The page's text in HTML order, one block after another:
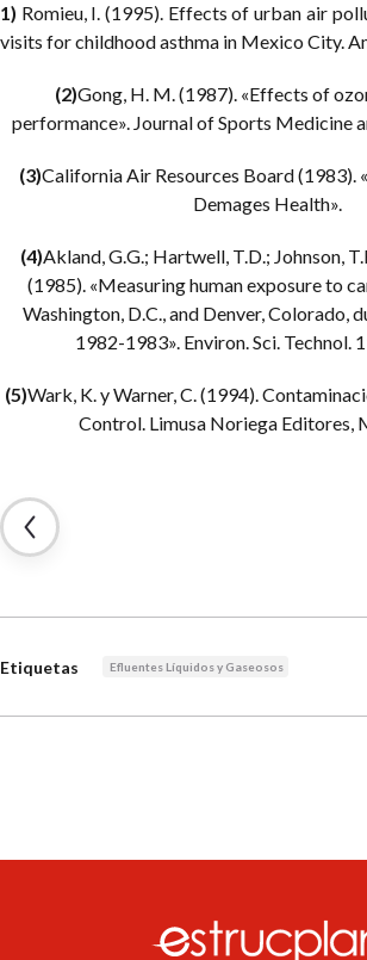
1) Romieu, I. (1995). Effects of urban air
visits for childhood asthma in Mexico City.
(2)Gong, H. M. (1987). «Effects of
performance». Journal of Sports Medicine
(3)California Air Resources Board (1983).
Demages Health».
(4)Akland, G.G.; Hartwell, T.D.; Johnson,
(1985). «Measuring human exposure to
Washington, D.C., and Denver, Colorado,
1982-1983». Environ. Sci. Technol.
(5)Wark, K. y Warner, C. (1994).
Control. Limusa Noriega Editores,
Etiquetas Efluentes Líquidos y Gaseosos